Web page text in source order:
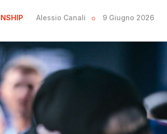
Alessio Canali 9 Giugno 2026